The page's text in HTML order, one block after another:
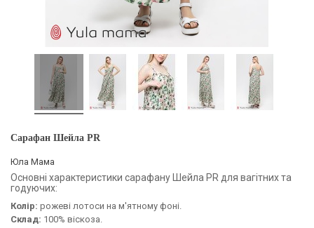
Сарафан Шейла PR
Юла Мама
Основні характеристики сарафану Шейла PR для вагітних та
годуючих:
Колір: рожеві лотоси на м'ятному фоні.
Склад: 100% віскоза.